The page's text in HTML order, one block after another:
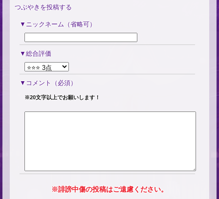
つぶやきを投稿する
ニックネーム（省略可）
総合評価
コメント （必須）
※20文字以上でお願いします！
※誹謗中傷の投稿はご遠慮ください。